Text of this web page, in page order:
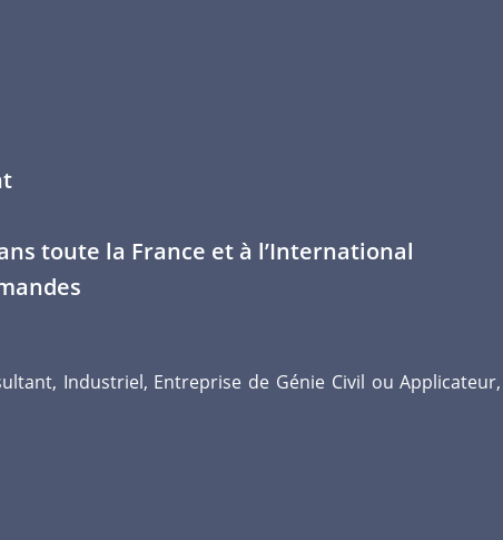
toute la France et à l’International
Industriel, Entreprise de Génie Civil ou